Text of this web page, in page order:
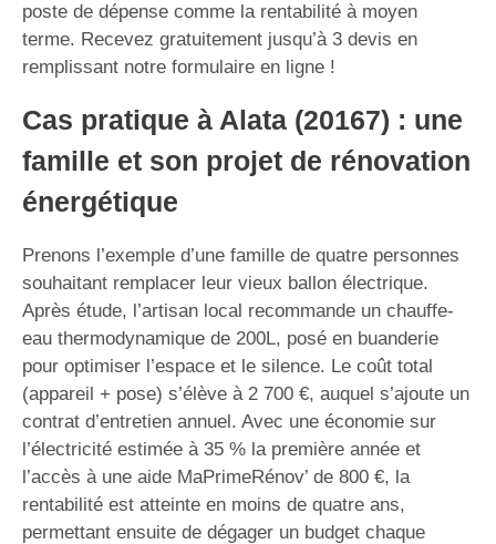
poste de dépense comme la rentabilité à moyen
terme. Recevez gratuitement jusqu’à 3 devis en
remplissant notre formulaire en ligne !
Cas pratique à Alata (20167) : une
famille et son projet de rénovation
énergétique
Prenons l’exemple d’une famille de quatre personnes
souhaitant remplacer leur vieux ballon électrique.
Après étude, l’artisan local recommande un chauffe-
eau thermodynamique de 200L, posé en buanderie
pour optimiser l’espace et le silence. Le coût total
(appareil + pose) s’élève à 2 700 €, auquel s’ajoute un
contrat d’entretien annuel. Avec une économie sur
l’électricité estimée à 35 % la première année et
l’accès à une aide MaPrimeRénov’ de 800 €, la
rentabilité est atteinte en moins de quatre ans,
permettant ensuite de dégager un budget chaque